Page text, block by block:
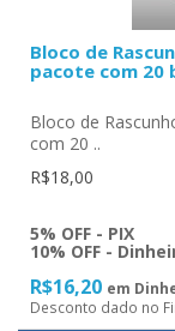
Bloco de
pacote com 20
Bloco de
com 20 ..
R$18,00
5% OFF - PIX
10% OFF -
R$16,20 em
Desconto dado no